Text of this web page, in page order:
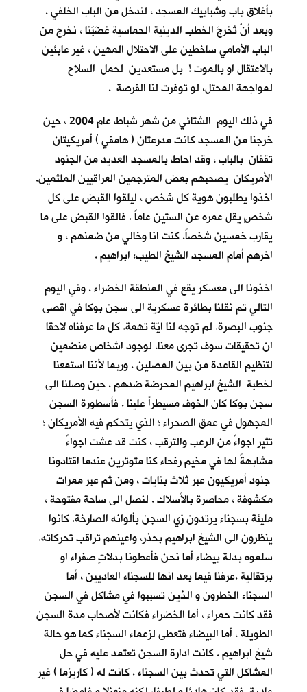
بأغلاق باب وشبابيك المسجد ، لندخل من الباب الخلفي .
وبعد أنْ تُخرجَ الخطب الدينية الحماسية غضَبَنا ، نخرج من
الباب الأمامي ساخطين على الاحتلال المهين ، غير عابئين
بالاعتقال او بالموت ! بل مستعدين لحمل السلاح
لمواجهة المحتل، لو توفرت لنا الفرصة .
في ذلك اليوم الشتائي من شهر شباط عام 2004 ، حين
خرجنا من المسجد كانت مدرعتان ( هامفي ) أمريكيتان
تقفان بالباب ، وقد احاط بالمسجد العديد من الجنود
الأمريكان يصحبهم بعض المترجمين العراقيين الملثمين.
اخذوا يطلبون هوية كل شخص ، ليلقوا القبض على كل
شخصٍ يقل عمره عن الستين عاماً . فالقوا القبض على ما
يقارب خمسين شخصاً. كنت انا وخالي من ضمنهم ، و
اخرهم أمام المسجد الشيخ الطيب؛ ابراهيم .
اخذونا الى معسكر يقع في المنطقة الخضراء . وفي اليوم
التالي تم نقلنا بطائرة عسكرية الى سجن بوكا في اقصى
جنوب البصرة. لم توجه لنا ايّة تهمة. كل ما عرفناه لاحقا
ان تحقيقات سوف تجرى معنا، لوجود اشخاص منضمين
لتنظيم القاعدة من بين المصلين . وربما لأننا استمعنا
لخطبة الشيخ ابراهيم المحرضة ضدهم . حين وصلنا الى
سجن بوكا كان الخوف مسيطراً علينا . فأسطورة السجن
المجهول في عمق الصحراء ؛ الذي يتحكم فيه الأمريكان ؛
تثير اجواءً من الرعب والترقب ، كنت قد عشت اجواءً
مشابهةً لها في مخيم رفحاء كنا متوترين عندما اقتادونا
جنود أمريكيون عبر ثلاث بنايات ، ومن ثم عبر ممرات
مكشوفة ، محاصرة بالأسلاك . لنصل الى ساحة مفتوحة ،
مليئة بسجناء يرتدون زي السجن بألوانه الصارخة. كانوا
ينظرون الى الشيخ ابراهيم بحذر، واعينهم تراقب تحركاته.
سلموه بدلة بيضاء أما نحن فأعطونا بدلاتٍ صفراء او
برتقالية .عرفنا فيما بعد انها للسجناء العاديين ، أما
السجناء الخطرون و الذين تسببوا في مشاكل في السجن
فقد كانت حمراء ، أما الخضراء فكانت لأصحاب مدة السجن
الطويلة ، أما البيضاء فتعطى لزعماء السجناء كما هو حالة
شيخ ابراهيم . كانت ادارة السجن تعتمد عليه في حل
المشاكل التي تحدث بين السجناء . كانت له ( كاريزما ) غير